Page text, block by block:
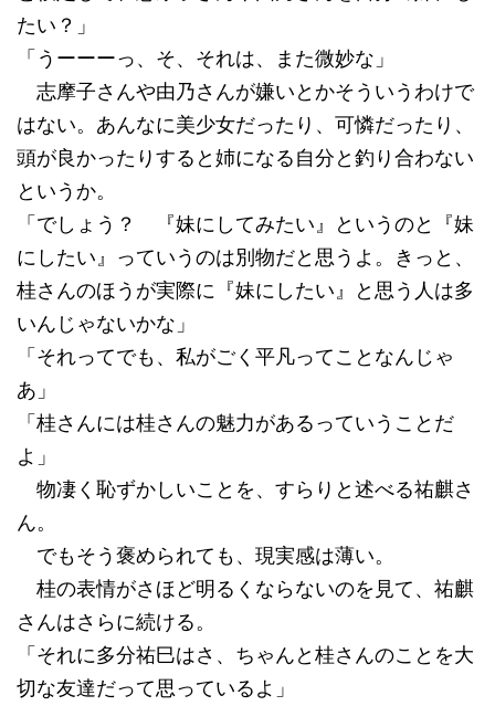
たい？」
「うーーーっ、そ、それは、また微妙な」
志摩子さんや由乃さんが嫌いとかそういうわけで
はない。あんなに美少女だったり、可憐だったり、
頭が良かったりすると姉になる自分と釣り合わない
というか。
「でしょう？ 『妹にしてみたい』というのと『妹
にしたい』っていうのは別物だと思うよ。きっと、
桂さんのほうが実際に『妹にしたい』と思う人は多
いんじゃないかな」
「それってでも、私がごく平凡ってことなんじゃ
あ」
「桂さんには桂さんの魅力があるっていうことだ
よ」
物凄く恥ずかしいことを、すらりと述べる祐麒さ
ん。
でもそう褒められても、現実感は薄い。
桂の表情がさほど明るくならないのを見て、祐麒
さんはさらに続ける。
「それに多分祐巳はさ、ちゃんと桂さんのことを大
切な友達だって思っているよ」